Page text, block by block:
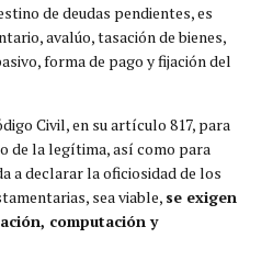
de deudas pendientes, es
avalúo, tasación de bienes,
forma de pago y fijación del
Civil, en su artículo 817, para
de la legítima, así como para
a declarar la oficiosidad de los
sea viable, se exigen
computación y